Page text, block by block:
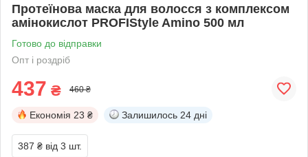
Протеїнова маска для волосся з комплексом
амінокислот PROFIStyle Amino 500 мл
Готово до відправки
Опт і роздріб
437 ₴ 460 ₴
Економія 23 ₴ Залишилось 24 дні
387 ₴ від 3 шт.